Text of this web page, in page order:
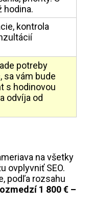
hodina.
kontrola
potreby
sa vám bude
s hodinovou
odvíja od
na všetky
ovplyvniť SEO.
podľa rozsahu
1 800 € –